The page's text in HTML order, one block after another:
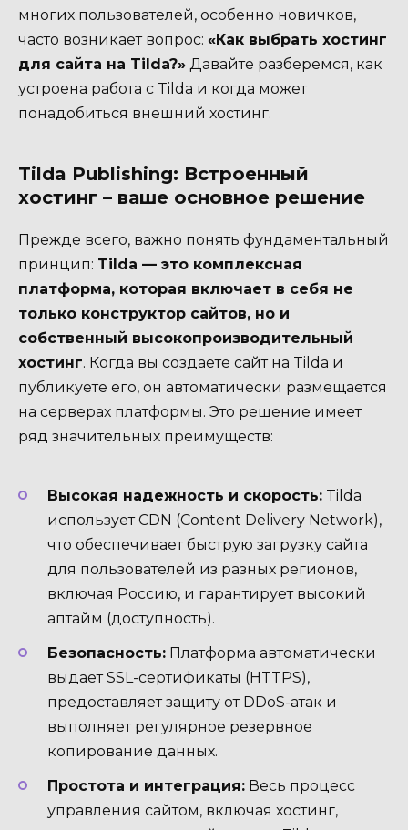
многих пользователей, особенно новичков,
часто возникает вопрос: «Как выбрать хостинг
для сайта на Tilda?» Давайте разберемся, как
устроена работа с Tilda и когда может
понадобиться внешний хостинг.
Tilda Publishing: Встроенный
хостинг – ваше основное решение
Прежде всего, важно понять фундаментальный
принцип: Tilda — это комплексная
платформа, которая включает в себя не
только конструктор сайтов, но и
собственный высокопроизводительный
хостинг. Когда вы создаете сайт на Tilda и
публикуете его, он автоматически размещается
на серверах платформы. Это решение имеет
ряд значительных преимуществ:
Высокая надежность и скорость: Tilda
использует CDN (Content Delivery Network),
что обеспечивает быструю загрузку сайта
для пользователей из разных регионов,
включая Россию, и гарантирует высокий
аптайм (доступность).
Безопасность: Платформа автоматически
выдает SSL-сертификаты (HTTPS),
предоставляет защиту от DDoS-атак и
выполняет регулярное резервное
копирование данных.
Простота и интеграция: Весь процесс
управления сайтом, включая хостинг,